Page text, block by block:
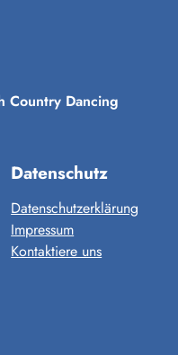
Country Dancing
Datenschutz
Datenschutzerklärung
Impressum
Kontaktiere uns